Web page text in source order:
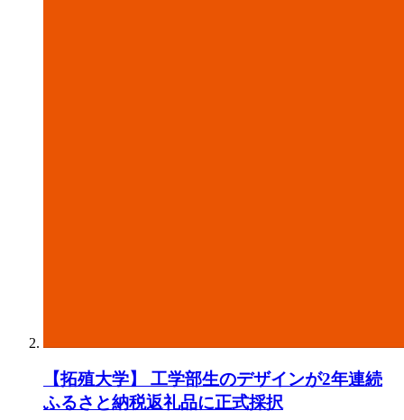
【拓殖⼤学】 ⼯学部⽣のデザインが2年連続
ふるさと納税返礼品に正式採択